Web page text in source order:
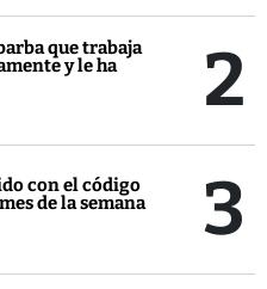
que trabaja
y le ha
2
con el código
de la semana
3